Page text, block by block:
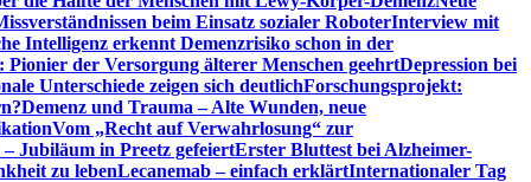
beim Einsatz sozialer RoboterInterview mit
Intelligenz erkennt Demenzrisiko schon in der
der Versorgung älterer Menschen geehrtDepression bei
Unterschiede zeigen sich deutlichForschungsprojekt:
Demenz und Trauma – Alte Wunden, neue
Vom „Recht auf Verwahrlosung“ zur
Jubiläum in Preetz gefeiertErster Bluttest bei Alzheimer-
zu lebenLecanemab – einfach erklärtInternationaler Tag